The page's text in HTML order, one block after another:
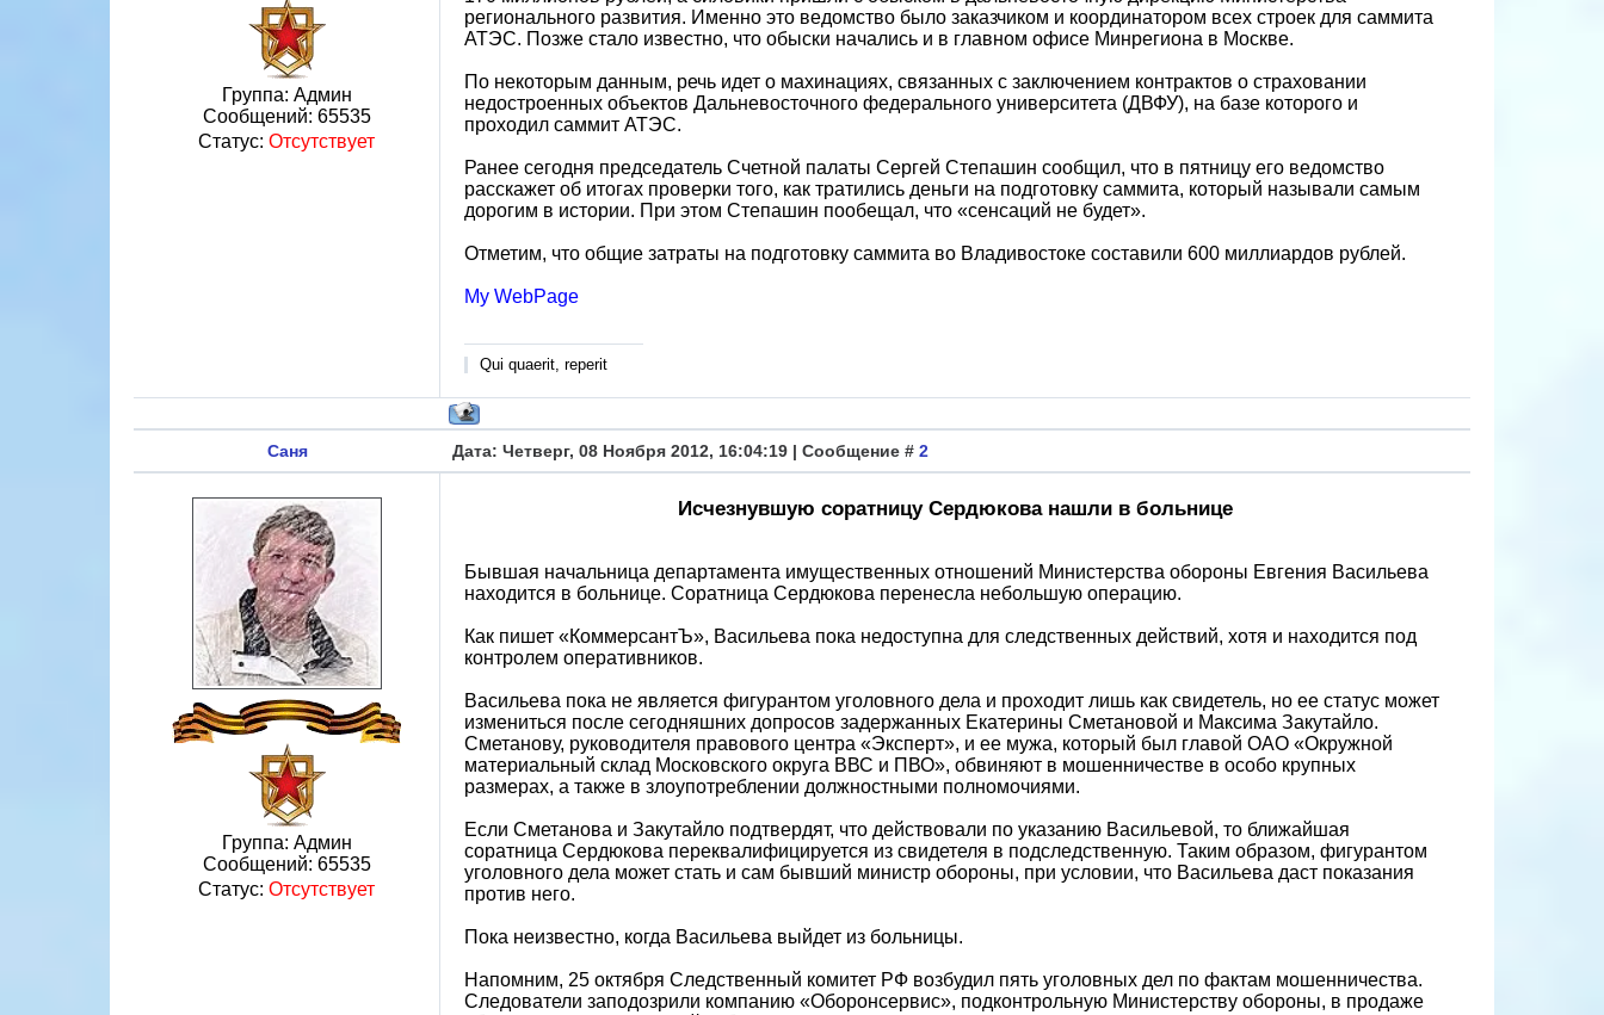
Группа: Админ
Сообщений: 65535
Статус: Отсутствует
регионального развития. Именно это ведомство было заказчиком и координатором всех строек для саммита
АТЭС. Позже стало известно, что обыски начались и в главном офисе Минрегиона в Москве.
По некоторым данным, речь идет о махинациях, связанных с заключением контрактов о страховании
недостроенных объектов Дальневосточного федерального университета (ДВФУ), на базе которого и
проходил саммит АТЭС.
Ранее сегодня председатель Счетной палаты Сергей Степашин сообщил, что в пятницу его ведомство
расскажет об итогах проверки того, как тратились деньги на подготовку саммита, который называли самым
дорогим в истории. При этом Степашин пообещал, что «сенсаций не будет».
Отметим, что общие затраты на подготовку саммита во Владивостоке составили 600 миллиардов рублей.
My WebPage
Qui quaerit, reperit
Саня Дата: Четверг, 08 Ноября 2012, 16:04:19 | Сообщение # 2
Группа: Админ
Сообщений: 65535
Статус: Отсутствует
Исчезнувшую соратницу Сердюкова нашли в больнице
Бывшая начальница департамента имущественных отношений Министерства обороны Евгения Васильева
находится в больнице. Соратница Сердюкова перенесла небольшую операцию.
Как пишет «КоммерсантЪ», Васильева пока недоступна для следственных действий, хотя и находится под
контролем оперативников.
Васильева пока не является фигурантом уголовного дела и проходит лишь как свидетель, но ее статус может
измениться после сегодняшних допросов задержанных Екатерины Сметановой и Максима Закутайло.
Сметанову, руководителя правового центра «Эксперт», и ее мужа, который был главой ОАО «Окружной
материальный склад Московского округа ВВС и ПВО», обвиняют в мошенничестве в особо крупных
размерах, а также в злоупотреблении должностными полномочиями.
Если Сметанова и Закутайло подтвердят, что действовали по указанию Васильевой, то ближайшая
соратница Сердюкова переквалифицируется из свидетеля в подследственную. Таким образом, фигурантом
уголовного дела может стать и сам бывший министр обороны, при условии, что Васильева даст показания
против него.
Пока неизвестно, когда Васильева выйдет из больницы.
Напомним, 25 октября Следственный комитет РФ возбудил пять уголовных дел по фактам мошенничества.
Следователи заподозрили компанию «Оборонсервис», подконтрольную Министерству обороны, в продаже